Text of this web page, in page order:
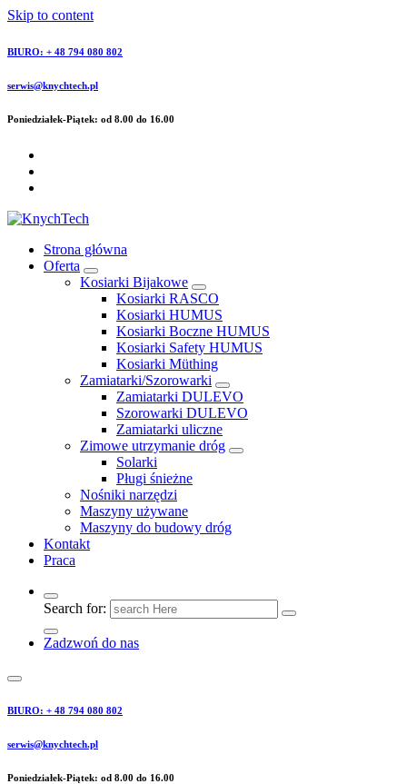
Skip to content
BIURO: + 48 794 080 802
serwis@knychtech.pl
Poniedziałek-Piątek: od 8.00 do 16.00
Strona główna
Oferta
Kosiarki Bijakowe
Kosiarki RASCO
Kosiarki HUMUS
Kosiarki Boczne HUMUS
Kosiarki Safety HUMUS
Kosiarki Müthing
Zamiatarki/Szorowarki
Zamiatarki DULEVO
Szorowarki DULEVO
Zamiatarki uliczne
Zimowe utrzymanie dróg
Solarki
Pługi śnieżne
Nośniki narzędzi
Maszyny używane
Maszyny do budowy dróg
Kontakt
Praca
Search for:
Zadzwoń do nas
BIURO: + 48 794 080 802
serwis@knychtech.pl
Poniedziałek-Piątek: od 8.00 do 16.00